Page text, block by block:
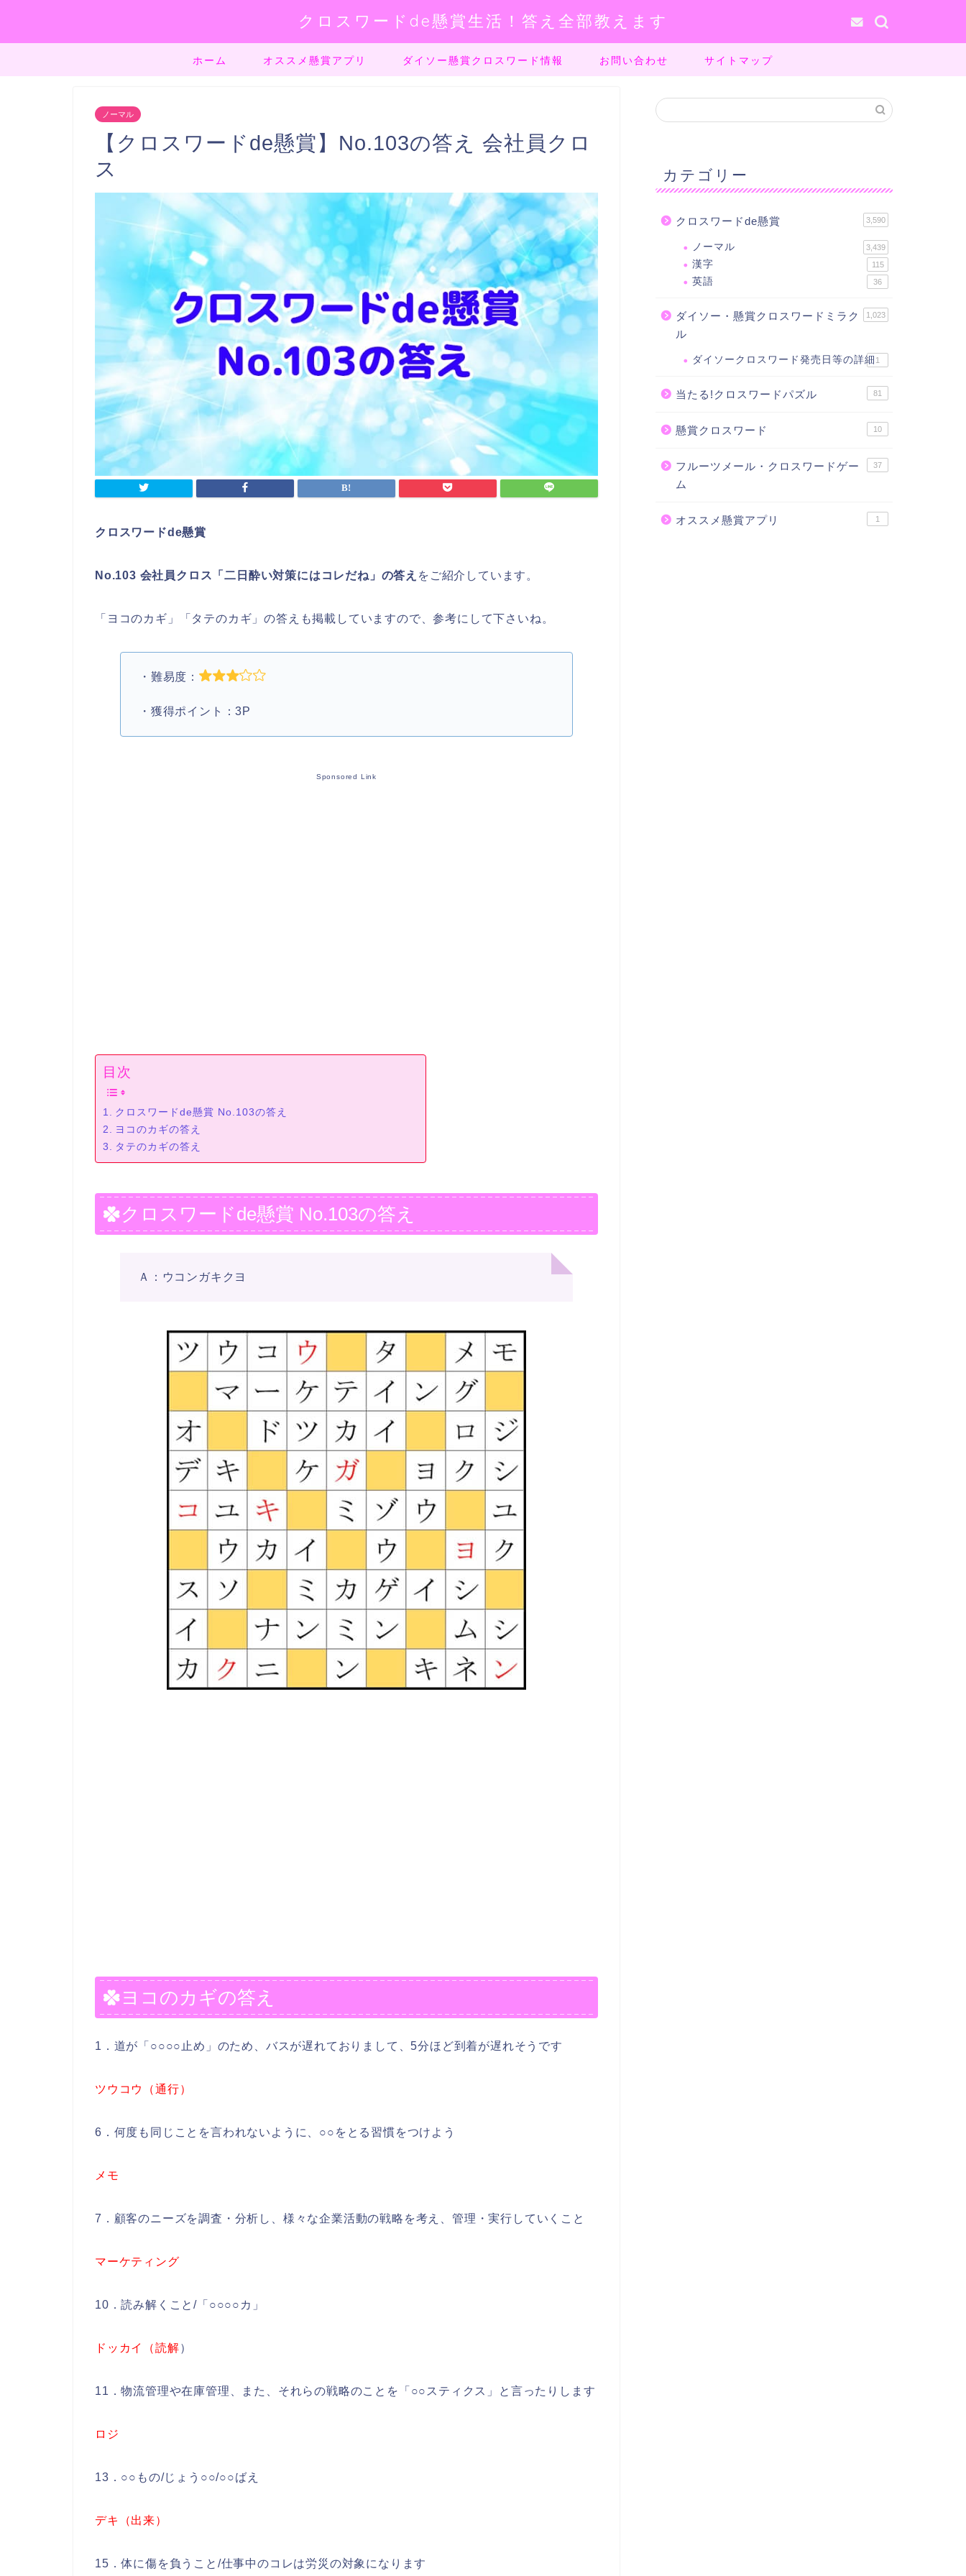
クロスワードde懸賞生活！答え全部教えます
ホーム オススメ懸賞アプリ ダイソー懸賞クロスワード情報 お問い合わせ サイトマップ
ノーマル
【クロスワードde懸賞】No.103の答え 会社員クロ
ス
クロスワードde懸賞
No.103 会社員クロス「二日酔い対策にはコレだね」の答え をご紹介しています。
「ヨコのカギ」「タテのカギ」の答えも掲載していますので、参考にして下さいね。
・難易度：
・獲得ポイント：3P
Sponsored Link
目次
クロスワードde懸賞 No.103の答え
ヨコのカギの答え
タテのカギの答え
クロスワードde懸賞 No.103の答え
Ａ：ウコンガキクヨ
ヨコのカギの答え
1．道が「○○○○止め」のため、バスが遅れておりまして、5分ほど到着が遅れそうです
ツウコウ（通行）
6．何度も同じことを言われないように、○○をとる習慣をつけよう
メモ
7．顧客のニーズを調査・分析し、様々な企業活動の戦略を考え、管理・実行していくこと
マーケティング
10．読み解くこと/「○○○○カ」
ドッカイ（読解）
11．物流管理や在庫管理、また、それらの戦略のことを「○○スティクス」と言ったりします
ロジ
13．○○もの/じょう○○/○○ばえ
デキ（出来）
15．体に傷を負うこと/仕事中のコレは労災の対象になります
カテゴリー
クロスワードde懸賞 3,590
ノーマル 3,439
漢字 115
英語 36
ダイソー・懸賞クロスワードミラク
ル
1,023
ダイソークロスワード発売日等の詳細 1
当たる!クロスワードパズル 81
懸賞クロスワード 10
フルーツメール・クロスワードゲー
ム
37
オススメ懸賞アプリ 1